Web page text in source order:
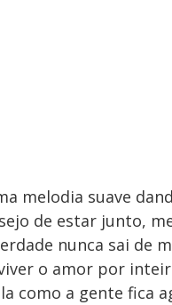
melodia suave
de estar junto,
nunca sai de
o amor por
como a gente fica